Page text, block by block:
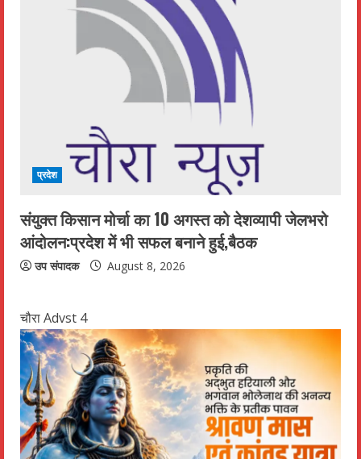
प्रदेश
संयुक्त किसान मोर्चा का 10 अगस्त को देशव्यापी जेलभरो
आंदोलन:प्रदेश में भी सफल बनाने हुई,बैठक
उप संपादक August 8, 2026
चौरा Advst 4